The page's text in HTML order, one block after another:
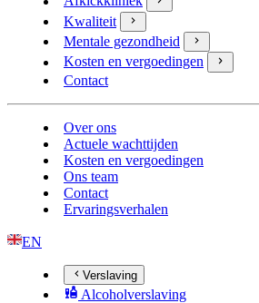
Kwaliteit
Mentale gezondheid
Kosten en vergoedingen
Contact
Over ons
Actuele wachttijden
Kosten en vergoedingen
Ons team
Contact
Ervaringsverhalen
EN
Verslaving
Alcoholverslaving